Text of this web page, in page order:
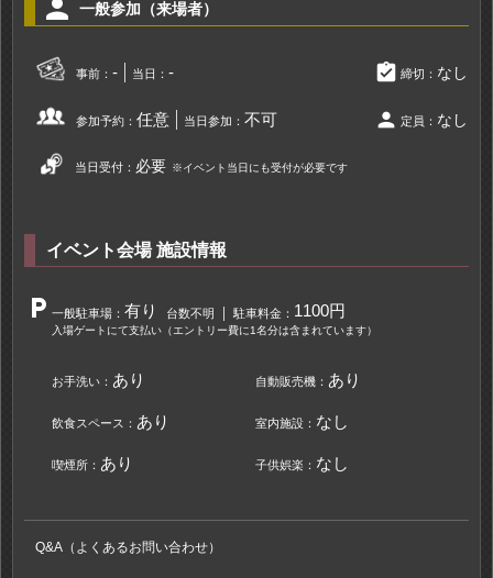
person 一般参加（来場者）
事前： - 当日： - assignment_turned_in 締切： なし
参加予約： 任意 当日参加： 不可 person 定員： なし
当日受付： 必要 ※イベント当日にも受付が必要です
イベント会場 施設情報
local_parking 一般駐車場： 有り 台数不明 駐車料金： 1100円
入場ゲートにて支払い（エントリー費に1名分は含まれています）
お手洗い： あり 自動販売機： あり
飲食スペース： あり 室内施設： なし
喫煙所： あり 子供娯楽： なし
Q&A（よくあるお問い合わせ）